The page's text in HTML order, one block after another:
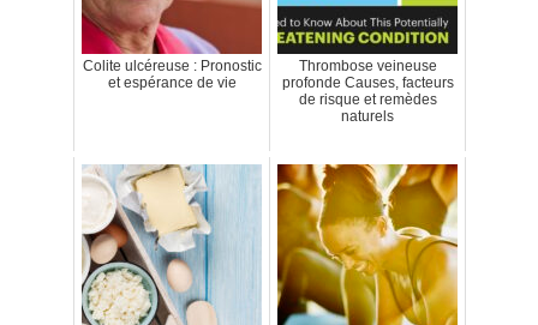
Colite ulcéreuse : Pronostic
et espérance de vie
Thrombose veineuse
profonde Causes, facteurs
de risque et remèdes
naturels